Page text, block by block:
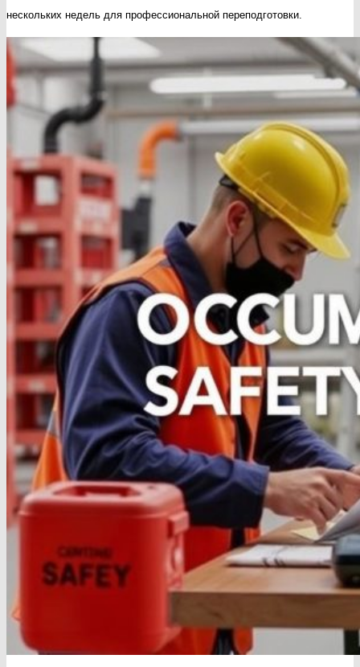
нескольких недель для профессиональной переподготовки.